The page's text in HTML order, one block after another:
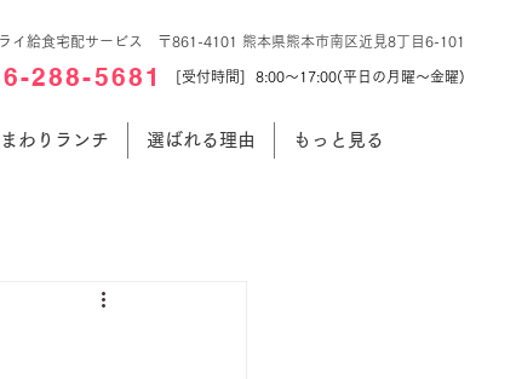
イ給食宅配サービス 〒861-4101 熊本県熊本市南区近見8丁目6-101
288-5681 [受付時間] 8:00～17:00(平日の月曜～金曜)
わりランチ 選ばれる理由 もっと見る